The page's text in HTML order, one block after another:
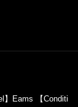
】Eams 【Conditi